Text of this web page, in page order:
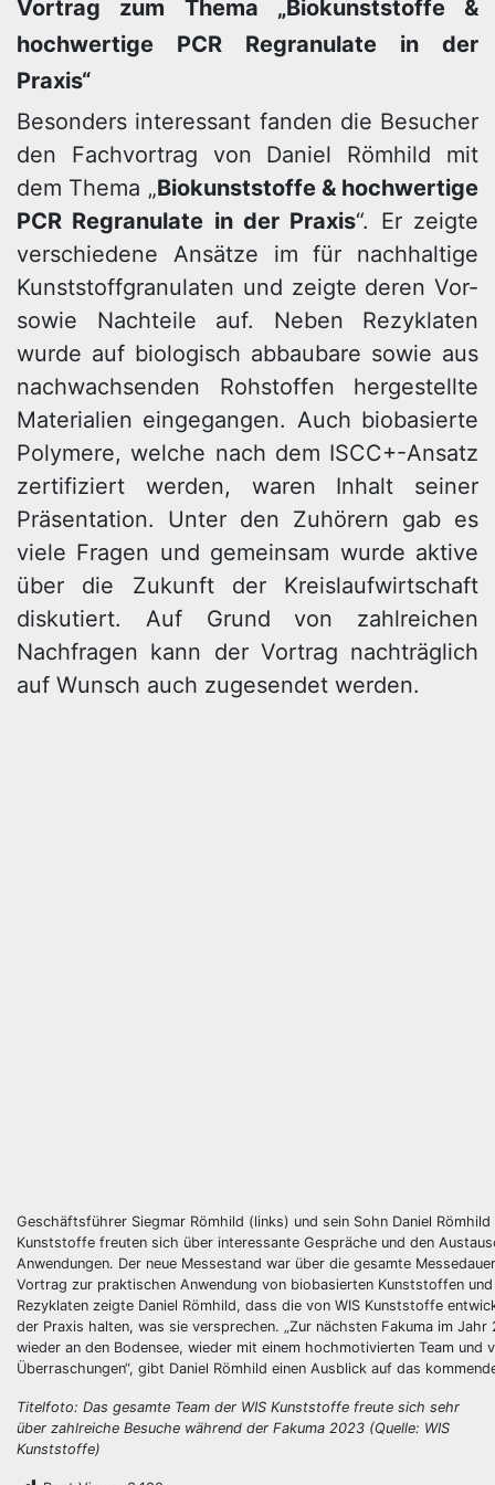
Vortrag zum Thema „Biokunststoffe &
hochwertige PCR Regranulate in der
Praxis“
Besonders interessant fanden die Besucher
den Fachvortrag von Daniel Römhild mit
dem Thema „Biokunststoffe & hochwertige
PCR Regranulate in der Praxis“. Er zeigte
verschiedene Ansätze im für nachhaltige
Kunststoffgranulaten und zeigte deren Vor-
sowie Nachteile auf. Neben Rezyklaten
wurde auf biologisch abbaubare sowie aus
nachwachsenden Rohstoffen hergestellte
Materialien eingegangen. Auch biobasierte
Polymere, welche nach dem ISCC+-Ansatz
zertifiziert werden, waren Inhalt seiner
Präsentation. Unter den Zuhörern gab es
viele Fragen und gemeinsam wurde aktive
über die Zukunft der Kreislaufwirtschaft
diskutiert. Auf Grund von zahlreichen
Nachfragen kann der Vortrag nachträglich
auf Wunsch auch zugesendet werden.
Geschäftsführer Siegmar Römhild (links) und sein Sohn Daniel
Kunststoffe freuten sich über interessante Gespräche und den
Anwendungen. Der neue Messestand war über die gesamte
Vortrag zur praktischen Anwendung von biobasierten Kunststoffen
Rezyklaten zeigte Daniel Römhild, dass die von WIS Kunststoffe
der Praxis halten, was sie versprechen. „Zur nächsten Fakuma im
wieder an den Bodensee, wieder mit einem hochmotivierten Team und
Überraschungen“, gibt Daniel Römhild einen Ausblick auf das
Titelfoto: Das gesamte Team der WIS Kunststoffe freute sich sehr
über zahlreiche Besuche während der Fakuma 2023 (Quelle: WIS
Kunststoffe)